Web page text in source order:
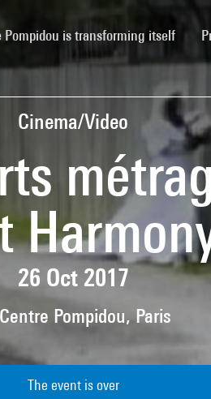
Pompidou is transforming itself
Cinema/Video
26 Oct 2017
Centre Pompidou, Paris
The event is over